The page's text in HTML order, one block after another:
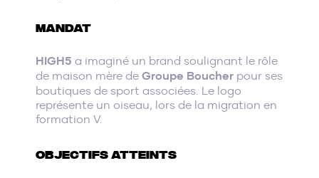
MANDAT
HIGH5 a imaginé un brand soulignant le rôle
de maison mère de Groupe Boucherpour ses
boutiques de sport associées. Le logo
représente un oiseau, lors de la migration en
formation V.
OBJECTIFS ATTEINTS